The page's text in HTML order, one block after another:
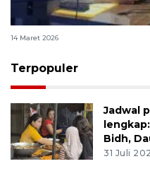
Wakapolri ingatkan
14 Maret 2026
Terpopuler
Jadwal
Bidh,
31 Juli